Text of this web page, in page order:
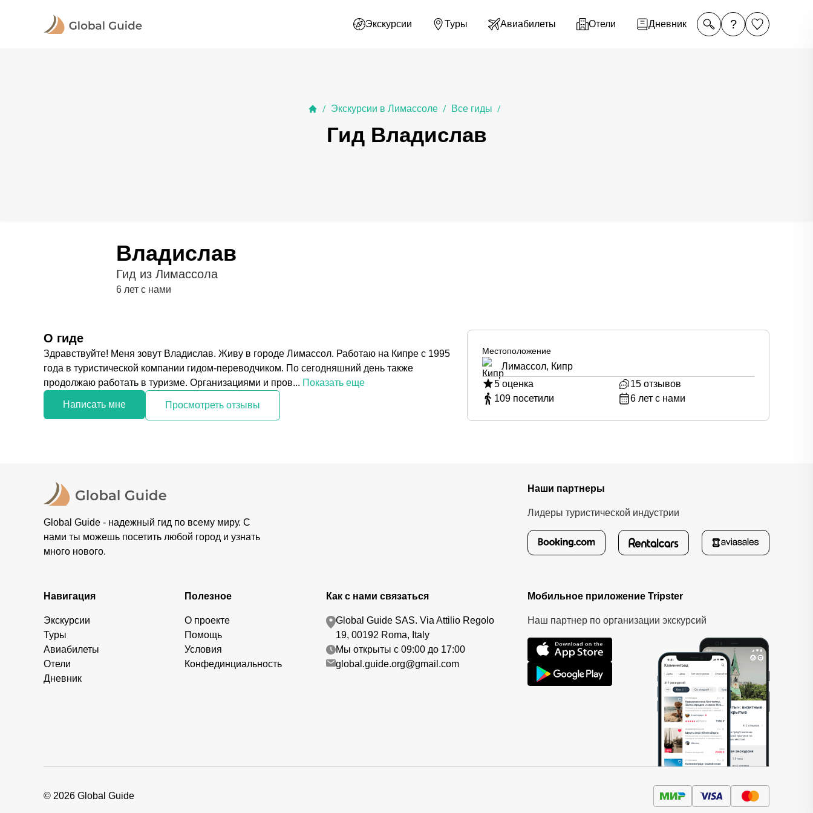
Экскурсии Туры Авиабилеты Отели Дневник ?
/ Экскурсии в Лимассоле / Все гиды /
Гид Владислав
Владислав
Гид из Лимассола
6 лет с нами
О гиде
Здравствуйте! Меня зовут Владислав. Живу в городе Лимассол. Работаю на Кипре с 1995
года в туристической компании гидом-переводчиком. По сегодняшний день также
продолжаю работать в туризме. Организациями и пров... Показать еще
Написать мне Просмотреть отзывы
Местоположение
Лимассол, Кипр
5 оценка 15 отзывов
109 посетили 6 лет с нами
Global Guide - надежный гид по всему миру. С
нами ты можешь посетить любой город и узнать
много нового.
Наши партнеры
Лидеры туристической индустрии
Навигация
Экскурсии
Туры
Авиабилеты
Отели
Дневник
Полезное
О проекте
Помощь
Условия
Конфединциальность
Как с нами связаться
Global Guide SAS. Via Attilio Regolo
19, 00192 Roma, Italy
Мы открыты с 09:00 до 17:00
global.guide.org@gmail.com
Мобильное приложение Tripster
Наш партнер по организации экскурсий
© 2026 Global Guide